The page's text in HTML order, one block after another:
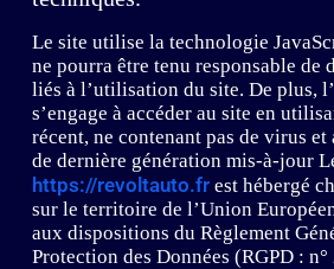
Le site utilise la technologie
ne pourra être tenu responsable de
liés à l’utilisation du site. De plus,
s’engage à accéder au site en
récent, ne contenant pas de virus
de dernière génération mis-à-jour
https://revoltauto.frest hébergé
sur le territoire de l’Union
aux dispositions du Règlement
Protection des Données (RGPD :